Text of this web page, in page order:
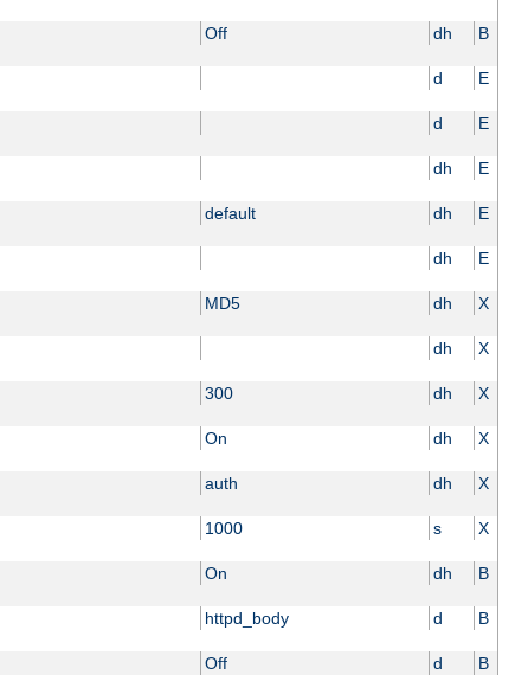
Off dh B
d E
d E
dh E
default dh E
dh E
MD5 dh X
dh X
300 dh X
On dh X
auth dh X
1000 s X
On dh B
httpd_body d B
Off d B